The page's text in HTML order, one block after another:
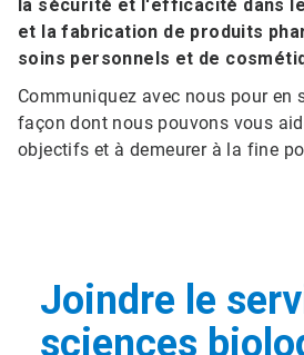
la sécurité et l'efficacité dans
et la fabrication de produits
soins personnels et de
Communiquez avec nous pour en
façon dont nous pouvons vous
objectifs et à demeurer à la fine
Joindre le
sciences